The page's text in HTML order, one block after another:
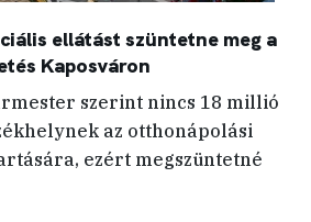
ellátást szüntetne meg a
Kaposváron
szerint nincs 18 millió
az otthonápolási
ezért megszüntetné